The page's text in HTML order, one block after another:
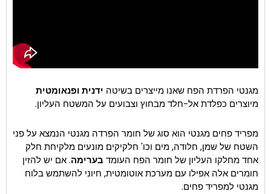
מגנטי הפרדת הפח שאנו מייצרים בשיטה ידנית ופנאומטית
מיוצרים כפלדת אל-חלד מבחוץ וצבועים על המשטח העליון.
מפריד פחים מגנטי הוא סוג של חומר הפרדה מגנטי הנמצא על פני
השטח של שמן, חלודה, מים וכו' חלקיקים מונעים מלקיחת חלק
אחד מחלקו העליון של חומר הפח העומד בערימה. אם יש להזין
חומרים אלה אפילו עם מערכת אוטומטית, חיוני להשתמש בלוח
מגנטי למפריד פחים.